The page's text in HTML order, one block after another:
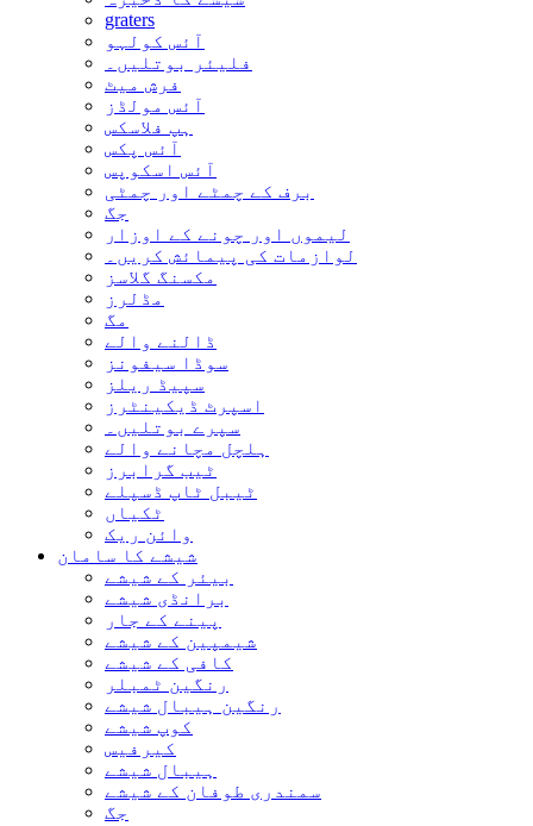
graters
آئس کولہو
فلیئر بوتلیں۔
فرش میٹ
آئس مولڈز
ہپ فلاسکس
آئس پکس
آئس اسکوپس
برف کے چمٹے اور چمٹی
جگ
لیموں اور چونے کے اوزار
لوازمات کی پیمائش کریں۔
مکسنگ گلاسز
مڈلرز
مگ
ڈالنے والے
سوڈا سیفونز
سپیڈ ریلز
اسپرٹ ڈیکینٹرز
سپرے بوتلیں۔
ہلچل مچانے والے
ٹیب گرابرز
ٹیبل ٹاپ ڈسپلے
ٹکیاں
وائن ریک
شیشے کا سامان
بیئر کے شیشے
برانڈی شیشے
پینے کے جار
شیمپین کے شیشے
کافی کے شیشے
رنگین ٹمبلر
رنگین ہیبال شیشے
کوپ شیشے
کیرفیس
ہیبال شیشے
سمندری طوفان کے شیشے
جگ